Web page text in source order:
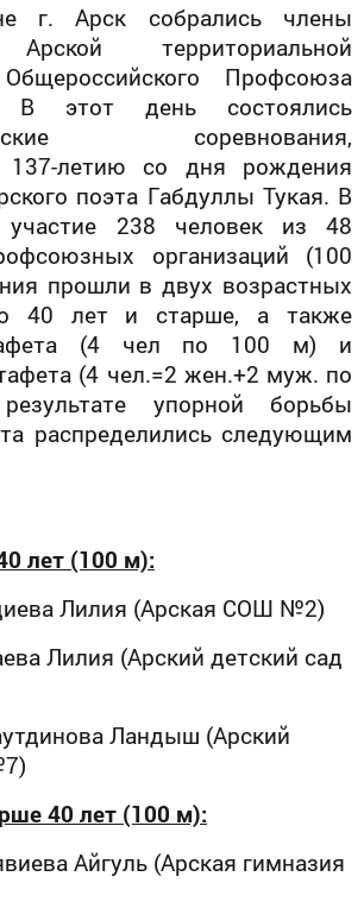
г. Арск собрались члены
территориальной
Профсоюза
В этот день состоялись
соревнования,
137-летию со дня рождения
поэта Габдуллы Тукая. В
238 человек из 48
организаций (100
прошли в двух возрастных
40 лет и старше, а также
(4 чел по 100 м) и
(4 чел.=2 жен.+2 муж. по
упорной борьбы
распределились следующим
лет (100 м):
Лилия (Арская СОШ №2)
Лилия (Арский детский сад
Ландыш (Арский
40 лет (100 м):
Айгуль (Арская гимназия